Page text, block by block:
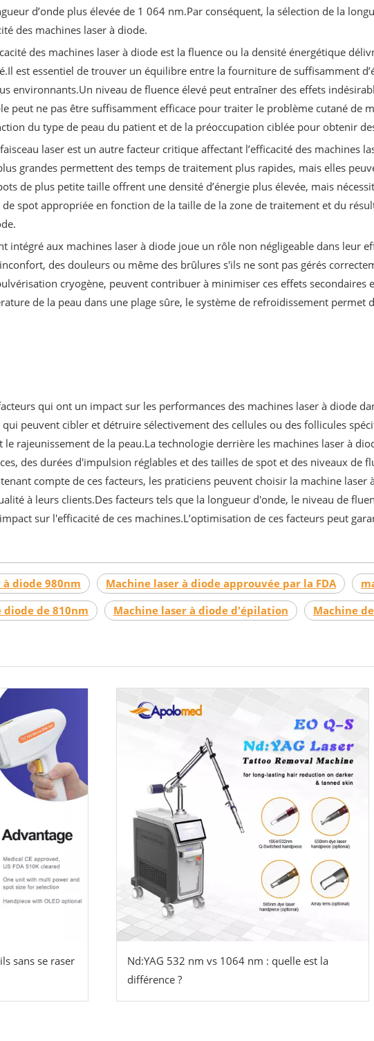
d’onde plus élevée de 1 064 nm.Par conséquent, la sélection de la
des machines laser à diode.
des machines laser à diode est la fluence ou la densité énergétique
est essentiel de trouver un équilibre entre la fourniture de suffisamment
environnants.Un niveau de fluence élevé peut entraîner des effets
peut ne pas être suffisamment efficace pour traiter le problème cutané de
du type de peau du patient et de la préoccupation ciblée pour obtenir
laser est un autre facteur critique affectant l’efficacité des machines
grandes permettent des temps de traitement plus rapides, mais elles
de plus petite taille offrent une densité d’énergie plus élevée, mais
spot appropriée en fonction de la taille de la zone de traitement et du
intégré aux machines laser à diode joue un rôle non négligeable dans leur
des douleurs ou même des brûlures s'ils ne sont pas gérés
cryogène, peuvent contribuer à minimiser ces effets
de la peau dans une plage sûre, le système de refroidissement permet
qui ont un impact sur les performances des machines laser à diode
peuvent cibler et détruire sélectivement des cellules ou des follicules
rajeunissement de la peau.La technologie derrière les machines laser à
des durées d'impulsion réglables et des tailles de spot et des niveaux de
compte de ces facteurs, les praticiens peuvent choisir la machine
à leurs clients.Des facteurs tels que la longueur d'onde, le niveau de
sur l'efficacité de ces machines.L’optimisation de ces facteurs peut
diode 980nm Machine laser à diode approuvée par la FDA
de 810nm
Machine laser à diode d'épilation Machine
sans se raser
Nd:YAG 532 nm vs 1064 nm : quelle est la
différence ?